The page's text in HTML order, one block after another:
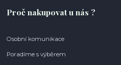
Proč nakupovat u nás ?
Osobní komunikace
Poradíme s výběrem